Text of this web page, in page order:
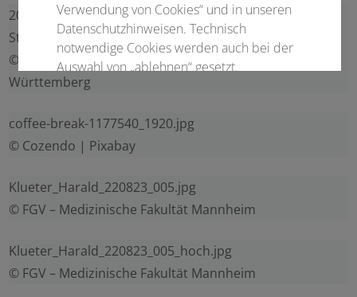
2024-11-04_Mueller-
Steinhardt_Michael_31_Hoch.jpg
© DRK-Blutspendedienst Baden-
Württemberg
coffee-break-1177540_1920.jpg
© Cozendo | Pixabay
Klueter_Harald_220823_005.jpg
© FGV – Medizinische Fakultät Mannheim
Klueter_Harald_220823_005_hoch.jpg
© FGV – Medizinische Fakultät Mannheim
Verwendung von Cookies“ und in unseren
Datenschutzhinweisen. Technisch
notwendige Cookies werden auch bei der
Auswahl von „ablehnen“ gesetzt.
Statistisch